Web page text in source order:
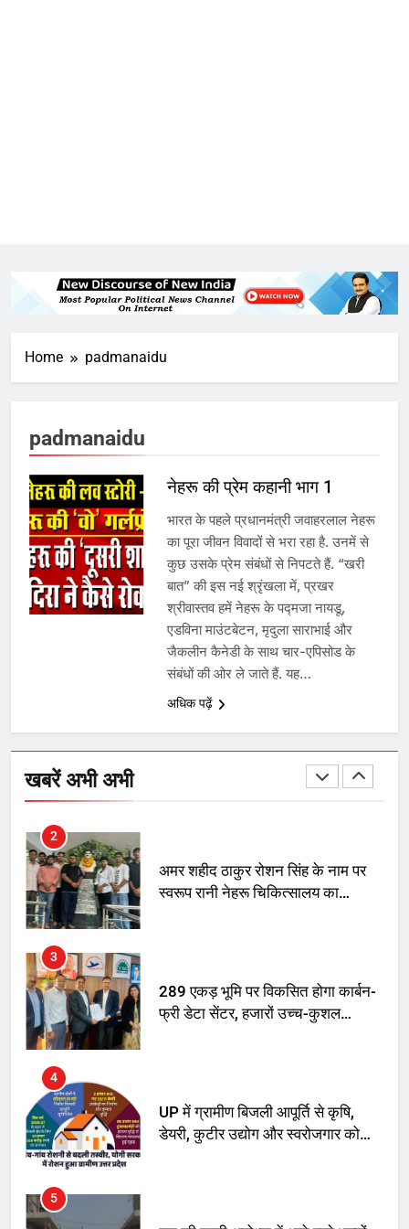
Home padmanaidu
padmanaidu
नेहरू की प्रेम कहानी भाग 1
भारत के पहले प्रधानमंत्री जवाहरलाल नेहरू
का पूरा जीवन विवादों से भरा रहा है. उनमें से
कुछ उसके प्रेम संबंधों से निपटते हैं. “खरी
बात” की इस नई श्रृंखला में, प्रखर
श्रीवास्तव हमें नेहरू के पद्मजा नायडू,
एडविना माउंटबेटन, मृदुला साराभाई और
जैकलीन कैनेडी के साथ चार-एपिसोड के
संबंधों की ओर ले जाते हैं. यह…
अधिक पढ़ें
खबरें अभी अभी
राम की नगरी अयोध्या में आने वाले भक्तों
का स्वागत करेगा लक्ष्मण द्वार
6
7
गाजा युद्धविराम को लेकर बड़ी खबरें
8
चुनाव से पहले लालू परिवार पर बड़ा झटका,
दिल्ली कोर्ट ने IRCTC घोटाले में आरोप
तय किए
SRN अस्पताल का नाम अमर शहीद ठाकुर
रोशन सिंह के नाम पर करने की मांग तेज
2
अमर शहीद ठाकुर रोशन सिंह के नाम पर
स्वरूप रानी नेहरू चिकित्सालय का
3
289 एकड़ भूमि पर विकसित होगा कार्बन-
फ्री डेटा सेंटर, हजारों उच्च-कुशल
4
UP में ग्रामीण बिजली आपूर्ति से कृषि,
डेयरी, कुटीर उद्योग और स्वरोजगार को
5